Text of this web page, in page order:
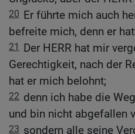
20 Er führte mich auch
befreite mich, denn er
21
Der HERR hat mir
Gerechtigkeit, nach der
hat er mich belohnt;
22 denn ich habe die
und bin nicht abgefallen
23 sondern alle seine